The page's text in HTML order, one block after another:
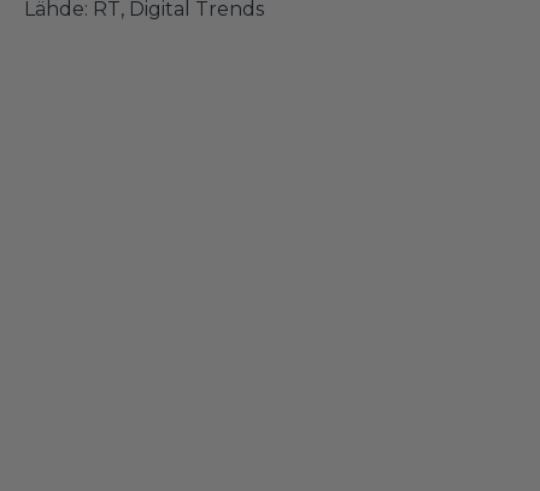
Lähde: RT, Digital Trends